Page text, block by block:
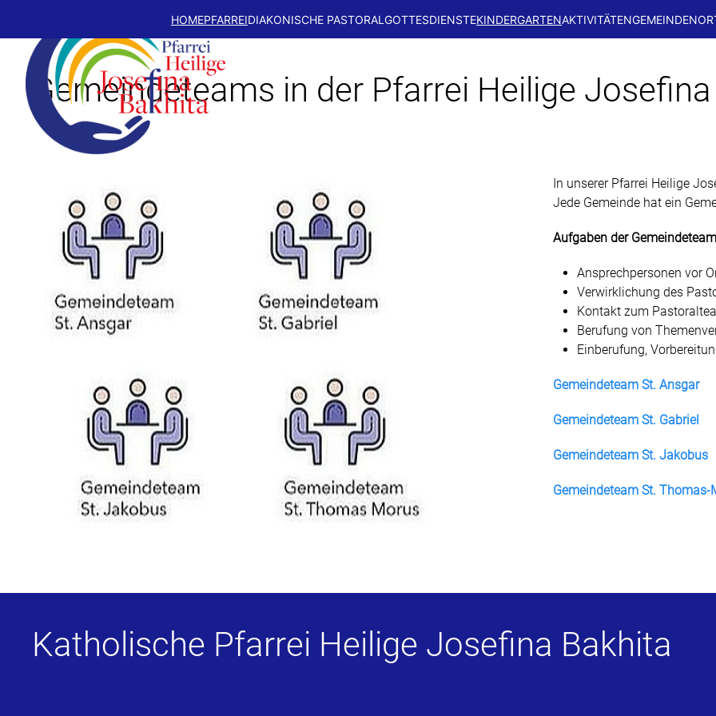
HOMEPFARREIDIAKONISCHE PASTORAL GOTTESDIENSTEKINDERGARTENAKTIVITÄTENGEMEINDEN
Gemeindeteams in der Pfarrei Heilige
In unserer Pfarrei Heilige
Jede Gemeinde hat ein
Aufgaben der
Ansprechpersonen vor
Verwirklichung des
Kontakt zum
Berufung von
Einberufung,
Gemeindeteam St. Ansgar
Gemeindeteam St. Gabriel
Gemeindeteam St. Jakobus
Gemeindeteam St. Thomas-
Katholische Pfarrei Heilige Josefina Bakhita